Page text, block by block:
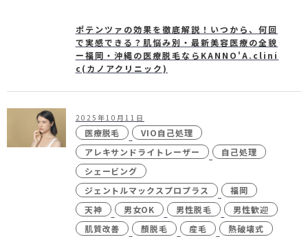
- マッサージピール
- ダーマペン4
- レーザーフェイシャル・
- 他院抜糸・ホッチキス除去
24時間受付
WEB予約
メール
お問い合わせ
ポテンツァの効果を徹底解説！いつから、何回
で実感できる？肌悩み別・最新美容医療の全貌
ー福岡・沖縄の医療脱毛ならKANNO'A.clini
c(カノアクリニック)
2025年10月11日
医療脱毛
VIO自己処理
アレキサンドライトレーザー
自己処理
シェービング
ジェントルマックスプロプラス
福岡
天神
男女OK 男性脱毛
男性歓迎
肌質改善
顏脱毛 産毛
熱破壊式